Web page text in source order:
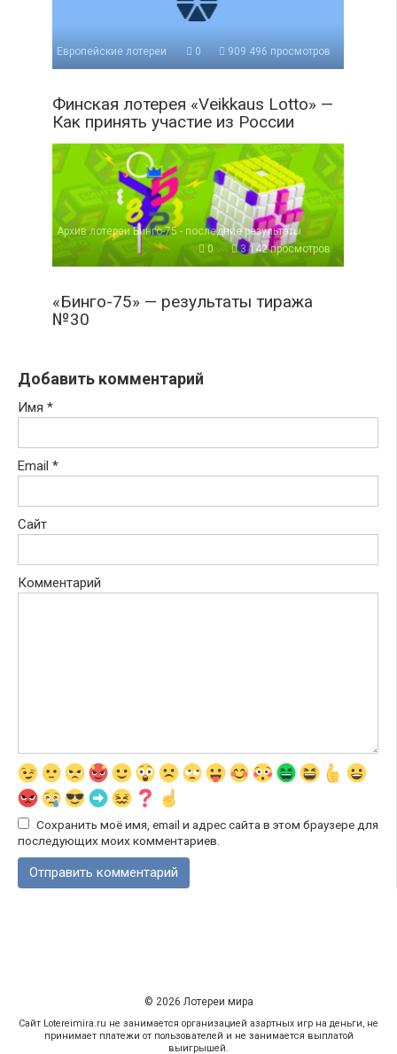
Европейские лотереи 0 909 496 просмотров
Финская лотерея «Veikkaus Lotto» —
Как принять участие из России
Архив лотереи Бинго-75 - последние результаты
0
3 142 просмотров
«Бинго-75» — результаты тиража
№30
Добавить комментарий
Имя *
Email *
Сайт
Комментарий
Сохранить моё имя, email и адрес сайта в этом браузере для
последующих моих комментариев.
© 2026 Лотереи мира
Сайт Lotereimira.ru не занимается организацией азартных игр на деньги, не
принимает платежи от пользователей и не занимается выплатой
выигрышей.